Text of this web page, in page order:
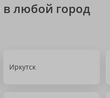
в любой город
Иркутск